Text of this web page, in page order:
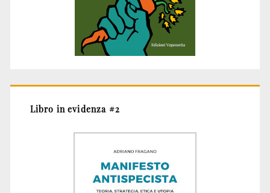
Libro in evidenza #2